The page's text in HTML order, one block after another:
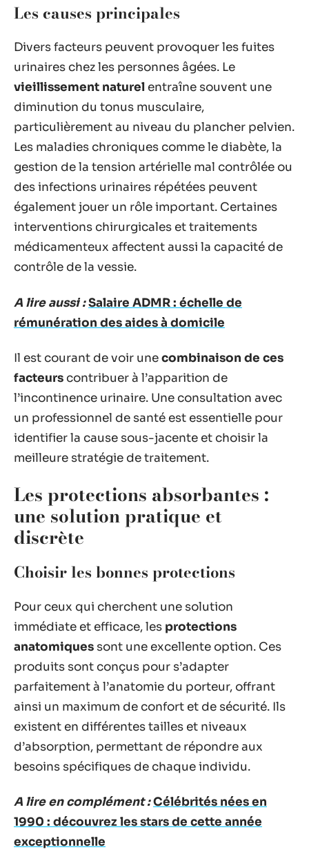
Les causes principales
Divers facteurs peuvent provoquer les fuites
urinaires chez les personnes âgées. Le
vieillissement naturel entraîne souvent une
diminution du tonus musculaire,
particulièrement au niveau du plancher pelvien.
Les maladies chroniques comme le diabète, la
gestion de la tension artérielle mal contrôlée ou
des infections urinaires répétées peuvent
également jouer un rôle important. Certaines
interventions chirurgicales et traitements
médicamenteux affectent aussi la capacité de
contrôle de la vessie.
A lire aussi :Salaire ADMR : échelle de
rémunération des aides à domicile
Il est courant de voir unecombinaison de ces
facteurs contribuer à l’apparition de
l’incontinence urinaire. Une consultation avec
un professionnel de santé est essentielle pour
identifier la cause sous-jacente et choisir la
meilleure stratégie de traitement.
Les protections absorbantes :
une solution pratique et
discrète
Choisir les bonnes protections
Pour ceux qui cherchent une solution
immédiate et efficace, les protections
anatomiques sont une excellente option. Ces
produits sont conçus pour s’adapter
parfaitement à l’anatomie du porteur, offrant
ainsi un maximum de confort et de sécurité. Ils
existent en différentes tailles et niveaux
d’absorption, permettant de répondre aux
besoins spécifiques de chaque individu.
A lire en complément :Célébrités nées en
1990 : découvrez les stars de cette année
exceptionnelle